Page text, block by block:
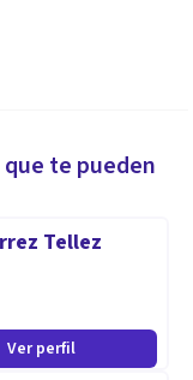
te pueden
Tellez
Ver perfil